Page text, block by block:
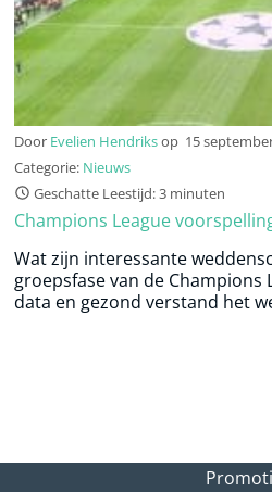
Door Evelien Hendriksop 15
Categorie: Nieuws
Geschatte Leestijd: 3 minuten
Champions League
Wat zijn interessante
groepsfase van de Champions
data en gezond verstand het